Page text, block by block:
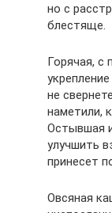
но с
блестяще.
Горячая, с
не
наметили,
Остывшая
улучшить
принесет
Овсяная